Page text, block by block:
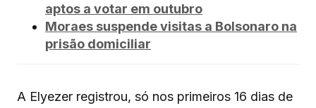
aptos a votar em outubro
Moraes suspende visitas a Bolsonaro na
prisão domiciliar
A Elyezer registrou, só nos primeiros 16 dias de